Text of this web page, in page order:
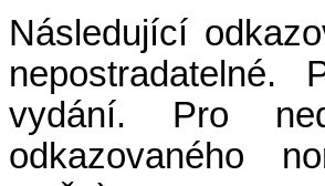
Následující
vydání. Pro
odkazovaného